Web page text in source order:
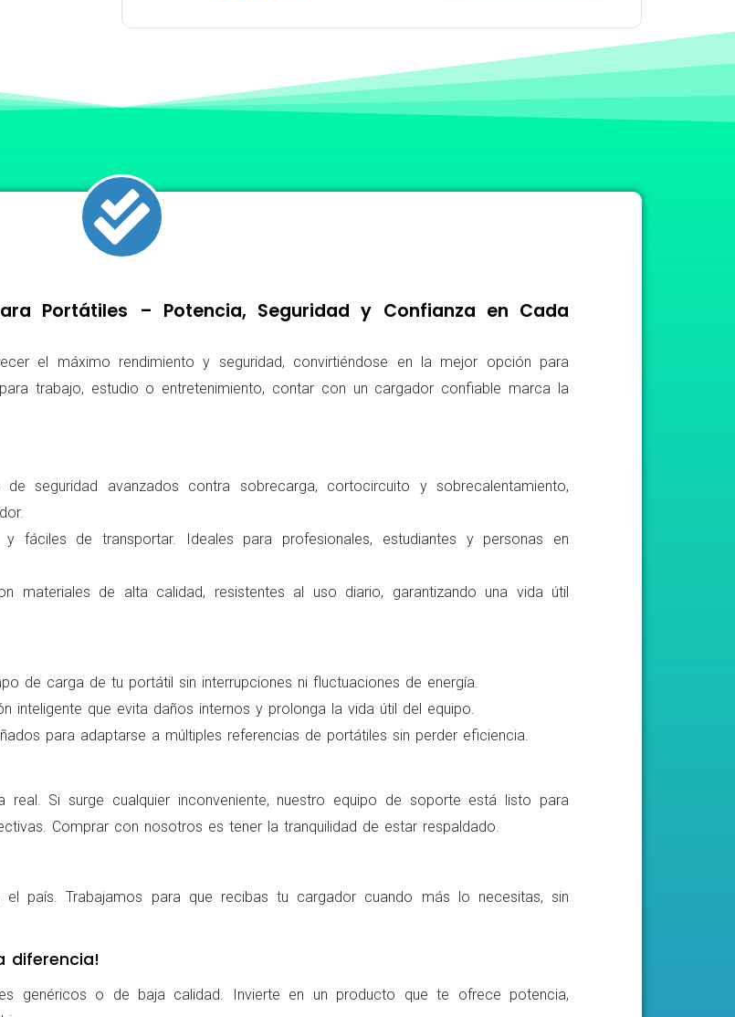
Portátiles – Potencia, Seguridad y Confianza en Cada
el máximo rendimiento y seguridad, convirtiéndose en la mejor opción para
trabajo, estudio o entretenimiento, contar con un cargador confiable marca la
seguridad avanzados contra sobrecarga, cortocircuito y sobrecalentamiento,
y fáciles de transportar. Ideales para profesionales, estudiantes y personas en
materiales de alta calidad, resistentes al uso diario, garantizando una vida útil
de carga de tu portátil sin interrupciones ni fluctuaciones de energía.
inteligente que evita daños internos y prolonga la vida útil del equipo.
para adaptarse a múltiples referencias de portátiles sin perder eficiencia.
real. Si surge cualquier inconveniente, nuestro equipo de soporte está listo para
Comprar con nosotros es tener la tranquilidad de estar respaldado.
país. Trabajamos para que recibas tu cargador cuando más lo necesitas, sin
diferencia!
genéricos o de baja calidad. Invierte en un producto que te ofrece potencia,